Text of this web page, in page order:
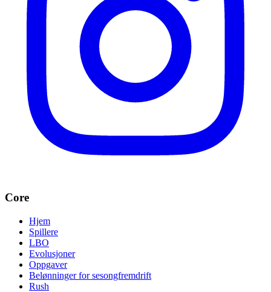
Core
Hjem
Spillere
LBO
Evolusjoner
Oppgaver
Belønninger for sesongfremdrift
Rush